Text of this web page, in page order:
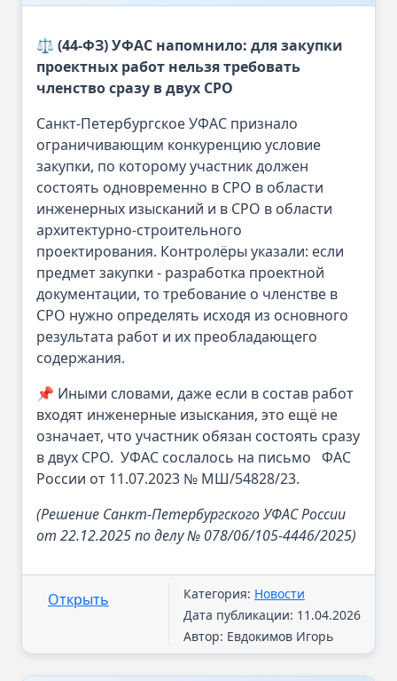
⚖️ (44-ФЗ) УФАС напомнило: для закупки
проектных работ нельзя требовать
членство сразу в двух СРО
Санкт-Петербургское УФАС признало
ограничивающим конкуренцию условие
закупки, по которому участник должен
состоять одновременно в СРО в области
инженерных изысканий и в СРО в области
архитектурно-строительного
проектирования. Контролёры указали: если
предмет закупки - разработка проектной
документации, то требование о членстве в
СРО нужно определять исходя из основного
результата работ и их преобладающего
содержания.
📌 Иными словами, даже если в состав работ
входят инженерные изыскания, это ещё не
означает, что участник обязан состоять сразу
в двух СРО. УФАС сослалось на письмо ФАС
России от 11.07.2023 № МШ/54828/23.
(Решение Санкт-Петербургского УФАС России
от 22.12.2025 по делу № 078/06/105-4446/2025)
Открыть Категория: Новости
Дата публикации: 11.04.2026
Автор: Евдокимов Игорь